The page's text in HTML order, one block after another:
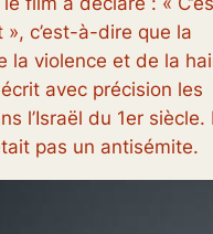
», c’est-à-dire que la
la violence et de la
avec précision les
l’Israël du 1er siècle.
pas un antisémite.